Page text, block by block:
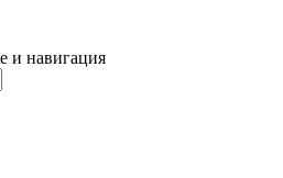
и навигация